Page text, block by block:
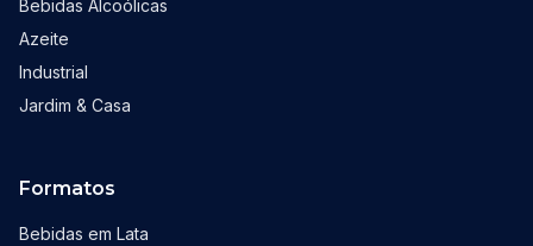
Bebidas Alcoólicas
Azeite
Industrial
Jardim & Casa
Formatos
Bebidas em Lata